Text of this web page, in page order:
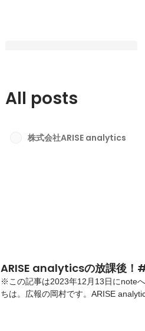
Latest
All posts
株式会社ARISE analytics
ARISE analyticsの放課後！
※この記事は2023年12月13日にnote
ちは。広報の岡村です。ARISE
各部活動のチャンネルが約50個も存